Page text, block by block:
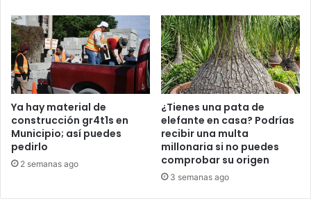
Ya hay material de
construcción gr4t1s en
Municipio; así puedes
pedirlo
2 semanas ago
¿Tienes una pata de
elefante en casa? Podrías
recibir una multa
millonaria si no puedes
comprobar su origen
3 semanas ago